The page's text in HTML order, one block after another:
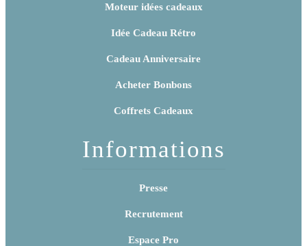
Moteur idées cadeaux
Idée Cadeau Rétro
Cadeau Anniversaire
Acheter Bonbons
Coffrets Cadeaux
Informations
Presse
Recrutement
Espace Pro